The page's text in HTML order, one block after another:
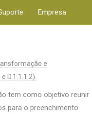
Empresa
e
D.1.1.1.2).
tem como objetivo reunir
para o preenchimento